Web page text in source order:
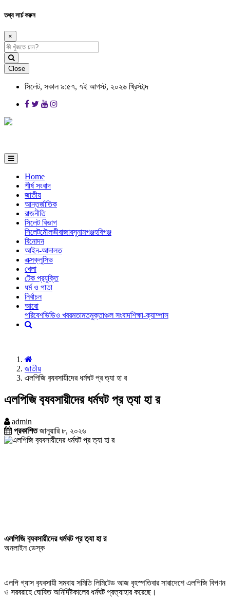
তথ্য সার্চ করুন
×
Close
সিলেট, সকাল ৯:৫৭, ৭ই আগস্ট, ২০২৬ খ্রিস্টাব্দ
Home
শীর্ষ সংবাদ
জাতীয়
আন্তর্জাতিক
রাজনীতি
সিলেট বিভাগ
সিলেটমৌলভীবাজারসুনামগঞ্জহবিগঞ্জ
বিনোদন
আইন-আদালত
এক্সক্লুসিভ
খেলা
টেক প্রযুক্তি
ধর্ম ও পাতা
নির্বাচন
আরো
পরিবেশভিডিও খবরমতামতমুক্তাঞ্চল সংবাদশিক্ষা-ক্যাম্পাস
জাতীয়
এলপিজি ব‍্যবসায়ীদের ধর্মঘট প্র ত‍্যা হা র
এলপিজি ব‍্যবসায়ীদের ধর্মঘট প্র ত‍্যা হা র
admin
প্রকাশিতজানুয়ারি ৮, ২০২৬
এলপিজি ব‍্যবসায়ীদের ধর্মঘট প্র ত‍্যা হা র
অনলাইন ডেস্ক
এলপি গ্যাস ব‍্যবসায়ী সমবায় সমিতি লিমিটেড আজ বৃহস্পতিবার সারাদেশে এলপিজি বিপণন
ও সরবরাহে ঘোষিত অনির্দিষ্টকালের ধর্মঘট প্রত্যাহার করেছে।